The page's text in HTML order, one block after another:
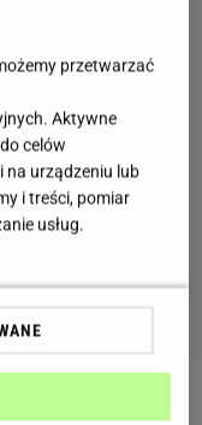
przetwarzać
Aktywne
celów
na urządzeniu lub
i treści, pomiar
usług.